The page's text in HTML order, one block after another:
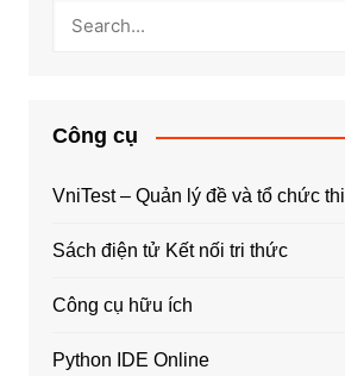
Công cụ
VniTest – Quản lý đề và tổ chức thi
Sách điện tử Kết nối tri thức
Công cụ hữu ích
Python IDE Online